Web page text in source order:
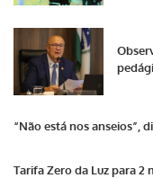
“Não está nos anseios”,
Tarifa Zero da Luz para 2